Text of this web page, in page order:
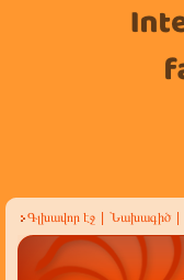
Գլխավոր էջ Նախագիծ